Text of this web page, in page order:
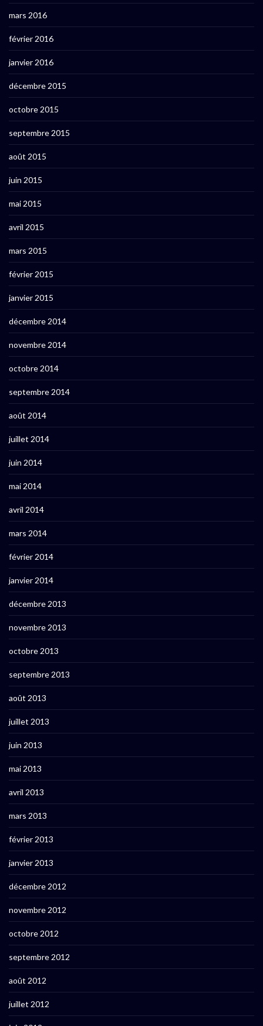
mars 2016
février 2016
janvier 2016
décembre 2015
octobre 2015
septembre 2015
août 2015
juin 2015
mai 2015
avril 2015
mars 2015
février 2015
janvier 2015
décembre 2014
novembre 2014
octobre 2014
septembre 2014
août 2014
juillet 2014
juin 2014
mai 2014
avril 2014
mars 2014
février 2014
janvier 2014
décembre 2013
novembre 2013
octobre 2013
septembre 2013
août 2013
juillet 2013
juin 2013
mai 2013
avril 2013
mars 2013
février 2013
janvier 2013
décembre 2012
novembre 2012
octobre 2012
septembre 2012
août 2012
juillet 2012